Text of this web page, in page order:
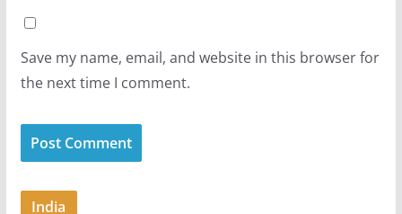
Save my name, email, and website in this browser for
the next time I comment.
India